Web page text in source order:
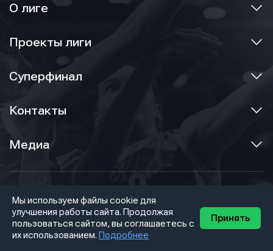
О лиге
Проекты лиги
Суперфинал
Контакты
Медиа
Новости
Команды
Регионы
Документы
Мы используем файлы cookie для
улучшения работы сайта. Продолжая
пользоваться сайтом, вы соглашаетесь с
их использованием. Подробнее
Принять